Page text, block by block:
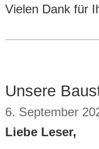
Vielen Dank für
Unsere
6. September
Liebe Leser,